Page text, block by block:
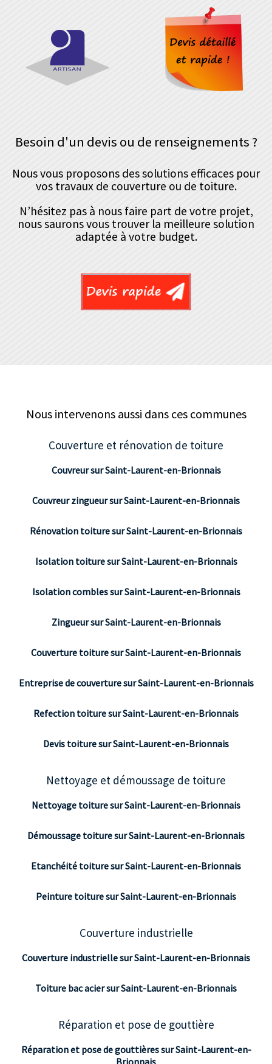
Besoin d'un devis ou de renseignements ?
Nous vous proposons des solutions efficaces pour
vos travaux de couverture ou de toiture.
N’hésitez pas à nous faire part de votre projet,
nous saurons vous trouver la meilleure solution
adaptée à votre budget.
Nous intervenons aussi dans ces communes
Couverture et rénovation de toiture
Couvreur sur Saint-Laurent-en-Brionnais
Couvreur zingueur sur Saint-Laurent-en-Brionnais
Rénovation toiture sur Saint-Laurent-en-Brionnais
Isolation toiture sur Saint-Laurent-en-Brionnais
Isolation combles sur Saint-Laurent-en-Brionnais
Zingueur sur Saint-Laurent-en-Brionnais
Couverture toiture sur Saint-Laurent-en-Brionnais
Entreprise de couverture sur Saint-Laurent-en-Brionnais
Refection toiture sur Saint-Laurent-en-Brionnais
Devis toiture sur Saint-Laurent-en-Brionnais
Nettoyage et démoussage de toiture
Nettoyage toiture sur Saint-Laurent-en-Brionnais
Démoussage toiture sur Saint-Laurent-en-Brionnais
Etanchéité toiture sur Saint-Laurent-en-Brionnais
Peinture toiture sur Saint-Laurent-en-Brionnais
Couverture industrielle
Couverture industrielle sur Saint-Laurent-en-Brionnais
Toiture bac acier sur Saint-Laurent-en-Brionnais
Réparation et pose de gouttière
Réparation et pose de gouttières sur Saint-Laurent-en-